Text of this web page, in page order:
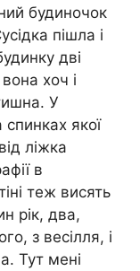
будиночок
пішла і
дві
хоч і
У
спинках якої
ліжка
в
теж висять
рік, два,
з весілля, і
Тут мені